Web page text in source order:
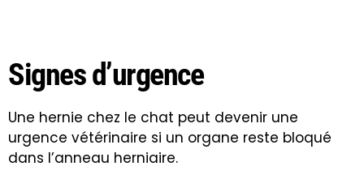
Signes d’urgence
Une hernie chez le chat peut devenir une
urgence vétérinaire si un organe reste bloqué
dans l’anneau herniaire.